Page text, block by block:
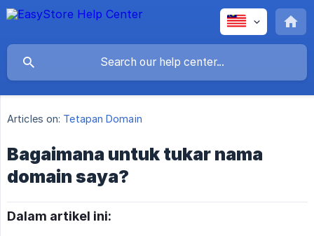
Articles on: Tetapan Domain
Bagaimana untuk tukar nama
domain saya?
Dalam artikel ini: